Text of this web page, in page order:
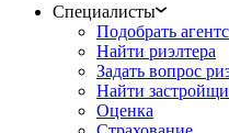
Специалисты
Подобрать
Найти риэлтера
Задать вопрос
Найти
Оценка